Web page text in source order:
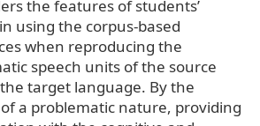
the features of students’
using the corpus-based
when reproducing the
speech units of the source
target language. By the
a problematic nature, providing